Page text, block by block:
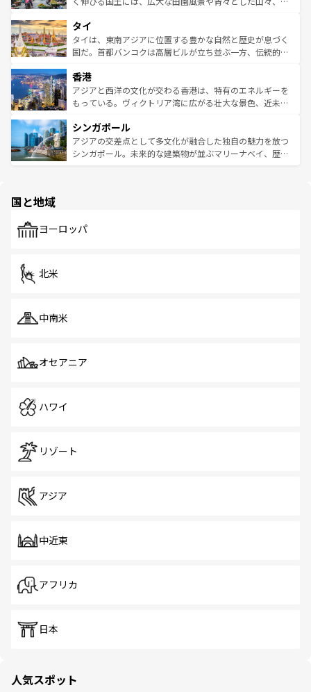
リティに包まれながら、韓国の多彩な魅力を心ゆくまで味
わってみてほしい。 なお、新着の韓国情報はコンテンツ一
覧を参照してほしい。
急速な発展と共に伝統が息づく。ハノイの古い町並みやホ
ーチミン市のフランス統治時代の建物も、独特の雰囲気を
醸し出している。また、バラエティの豊かさとおいしさで
とつ。フォーやバインミー、ベトナムコーヒーなどは、ぜ
ひ現地で味わいたい。どの地域を訪れてもあたたかい人々
が旅行者を迎えてくれるので、きっと忘れられない旅にな
参照してほしい。
タイ
タイは、東南アジアに位置する豊かな自然と歴史が息づく
国だ。首都バンコクは高層ビルが立ち並ぶ一方、伝統的な
の活気が交差している。北部ではチェンマイなどの山岳地
帯で自然と触れ合い、南部ではプーケットやクラビの美し
いビーチでリゾート気分を楽しむことができる。タイ料理
激する。気候は一年中温暖で、どの季節にも異なる楽しみ
が待っている。親しみやすいタイの人々、仏教を中心とし
た文化、そして多様な観光資源が、訪れる旅人を魅了し続
香港
アジアと西洋の文化が交わる香港は、特有のエネルギーを
もっている。ヴィクトリア湾に広がる壮大な景色、近未来
み、どこを訪れても感動するはず。観光スポットが密集し
ており、効率よく見どころを回れるのも魅力。息をのむよ
うな絶景から文化的な体験まで、香港を存分に楽しみ尽く
シンガポール
アジアの交差点として多文化が融合した独自の魅力を放つ
シンガポール。未来的な建築物が並ぶマリーナベイ、歴史
で、ホーカーズは地元の風情を楽しめる外せないスポット
国と地域
ヨーロッパ
北米
中南米
オセアニア
ハワイ
リゾート
アジア
中近東
アフリカ
日本
人気スポット